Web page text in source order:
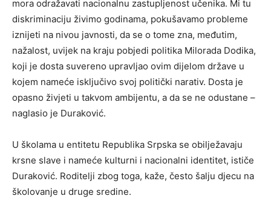
mora odražavati nacionalnu zastupljenost učenika. Mi tu
diskriminaciju živimo godinama, pokušavamo probleme
iznijeti na nivou javnosti, da se o tome zna, međutim,
nažalost, uvijek na kraju pobjedi politika Milorada Dodika,
koji je dosta suvereno upravljao ovim dijelom države u
kojem nameće isključivo svoj politički narativ. Dosta je
opasno živjeti u takvom ambijentu, a da se ne odustane –
naglasio je Duraković.
U školama u entitetu Republika Srpska se obilježavaju
krsne slave i nameće kulturni i nacionalni identitet, ističe
Duraković. Roditelji zbog toga, kaže, često šalju djecu na
školovanje u druge sredine.